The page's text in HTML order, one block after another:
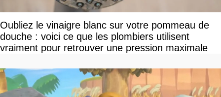
Oubliez le vinaigre blanc sur votre pommeau de
douche : voici ce que les plombiers utilisent
vraiment pour retrouver une pression maximale